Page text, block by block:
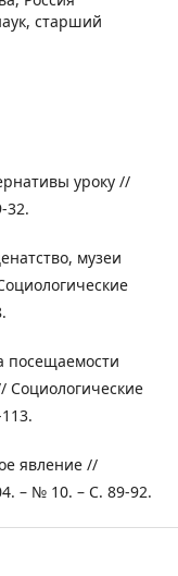
старший
уроку //
32.
музеи
посещаемости
Социологические
явление //
– № 10. – С. 89-92.